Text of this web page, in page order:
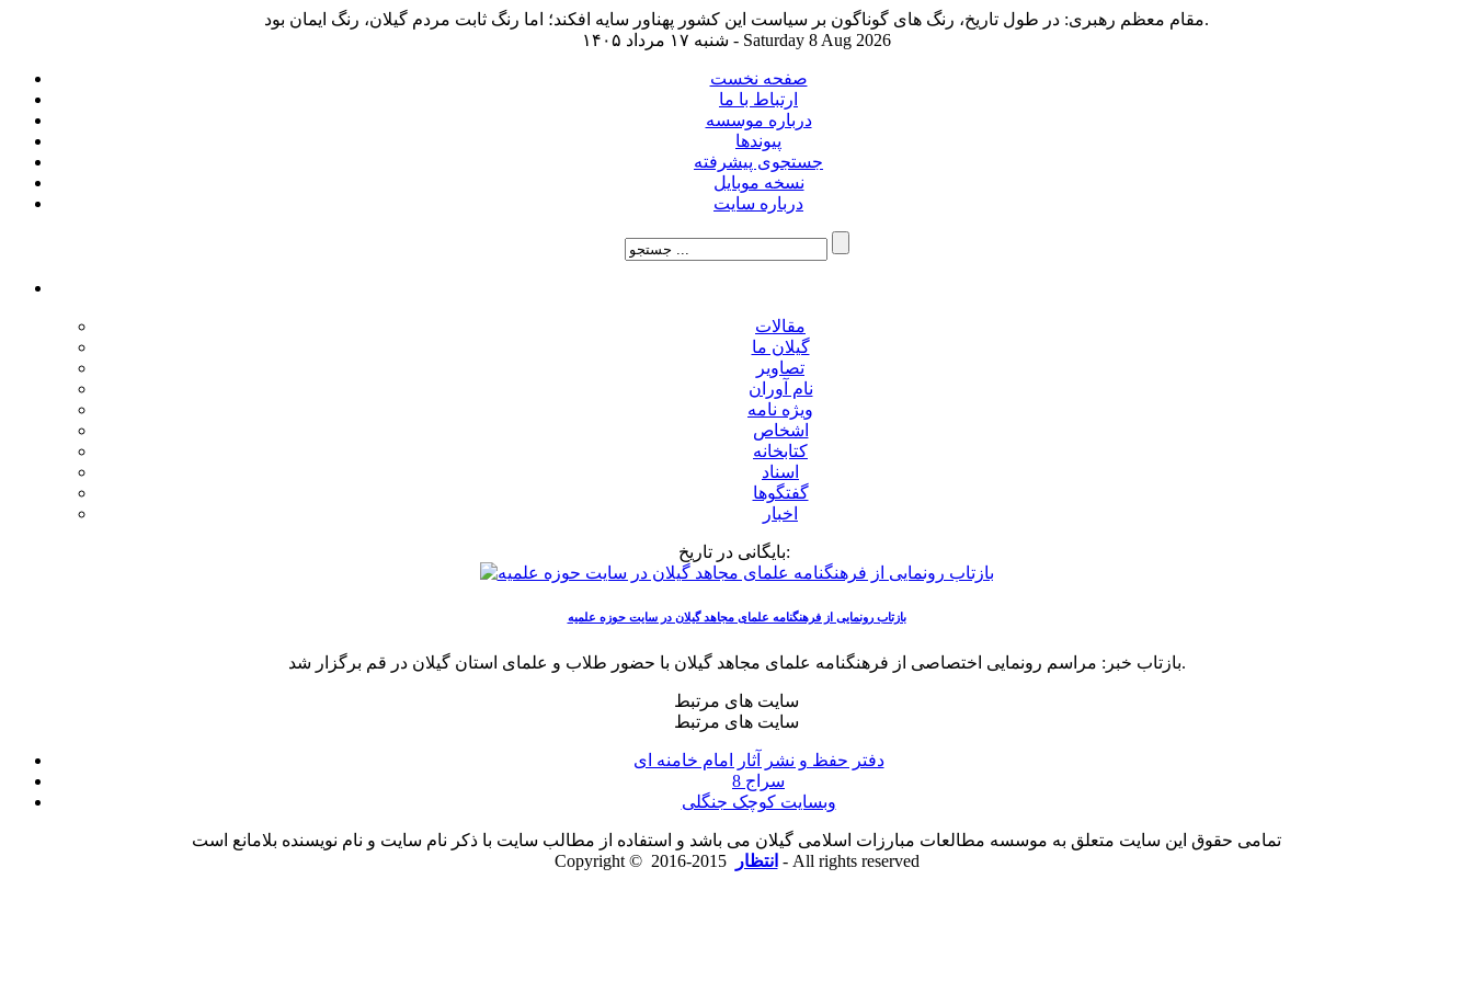
مقام معظم رهبری: در طول تاریخ، رنگ های گوناگون بر سیاست این کشور پهناور سایه افکند؛ اما رنگ ثابت مردم گیلان، رنگ ایمان بود.
شنبه ۱۷ مرداد ۱۴۰۵ - Saturday 8 Aug 2026
صفحه نخست
ارتباط با ما
درباره موسسه
پیوندها
جستجوی پیشرفته
نسخه موبایل
درباره سایت
مقالات
گیلان ما
تصاویر
نام آوران
ویژه نامه
اشخاص
کتابخانه
اسناد
گفتگوها
اخبار
بایگانی در تاریخ:
بازتاب رونمایی از فرهنگنامه علمای مجاهد گیلان در سایت حوزه علمیه
بازتاب خبر: مراسم رونمایی اختصاصی از فرهنگنامه علمای مجاهد گیلان با حضور طلاب و علمای استان گیلان در قم برگزار شد.
سایت های مرتبط
سایت های مرتبط
دفتر حفظ و نشر آثار امام خامنه ای
سراج 8
وبسایت کوچک جنگلی
تمامی حقوق این سایت متعلق به موسسه مطالعات مبارزات اسلامی گیلان می باشد و استفاده از مطالب سایت با ذکر نام سایت و نام نویسنده بلامانع است
Copyright ©
انتظار 2015-2016 - All rights reserved